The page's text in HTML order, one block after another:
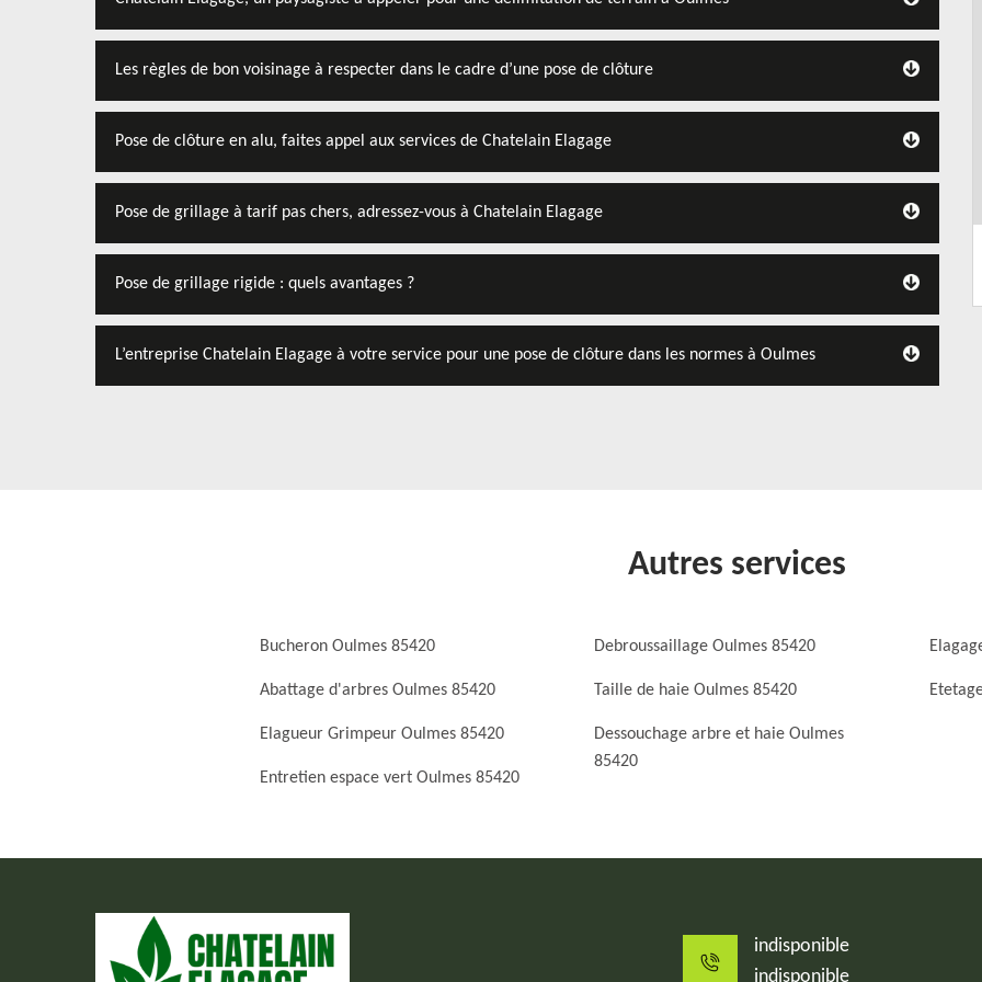
Les règles de bon voisinage à respecter dans le cadre d’une pose de clôture
Pose de clôture en alu, faites appel aux services de Chatelain Elagage
Pose de grillage à tarif pas chers, adressez-vous à Chatelain Elagage
Pose de grillage rigide : quels avantages ?
L’entreprise Chatelain Elagage à votre service pour une pose de clôture dans les normes à Oulmes
Autres services
Bucheron Oulmes 85420
Abattage d'arbres Oulmes 85420
Elagueur Grimpeur Oulmes 85420
Entretien espace vert Oulmes 85420
Debroussaillage Oulmes 85420
Taille de haie Oulmes 85420
Dessouchage arbre et haie Oulmes
85420
indisponible
indisponible